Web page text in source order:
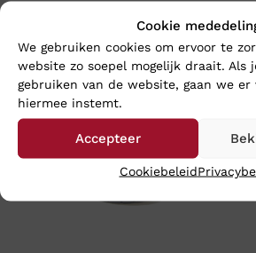
Cookie
We gebruiken cookies om ervoor te
website zo soepel mogelijk draait. Als
gebruiken van de website, gaan we
hiermee instemt.
Accepteer
Cookiebeleid